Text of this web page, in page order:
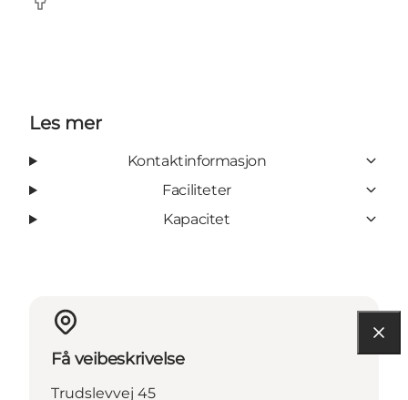
Facebook
Les mer
Kontaktinformasjon
Faciliteter
Kapacitet
Få veibeskrivelse
Trudslevvej 45